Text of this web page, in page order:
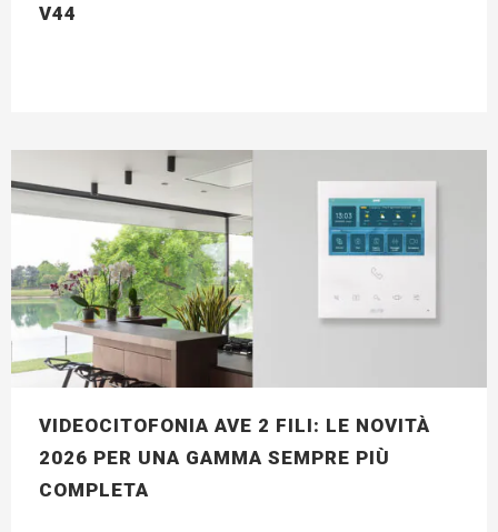
V44
VIDEOCITOFONIA AVE 2 FILI: LE NOVITÀ
2026 PER UNA GAMMA SEMPRE PIÙ
COMPLETA